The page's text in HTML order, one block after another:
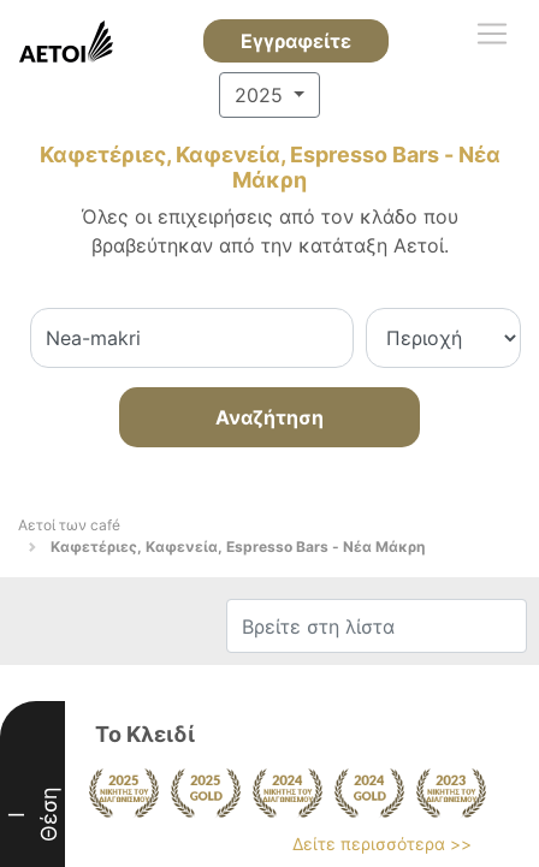
Εγγραφείτε
2025
Καφετέριες, Καφενεία, Espresso Bars - Νέα
Μάκρη
Όλες οι επιχειρήσεις από τον κλάδο που
βραβεύτηκαν από την κατάταξη Αετοί.
Αναζήτηση
Αετοί των café
Καφετέριες, Καφενεία, Espresso Bars - Νέα Μάκρη
I Θέση
Το Κλειδί
Δείτε περισσότερα >>